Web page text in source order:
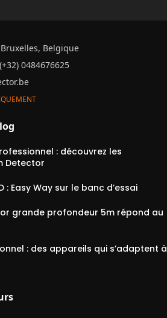
Belgique
0484676625
: découvrez les
Detector
Easy Way sur le banc d’essai
grande profondeur 5m répond au
: des appareils qui s’adaptent à